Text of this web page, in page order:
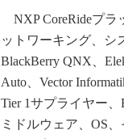
NXP CoreRideプラ
ットワーキング、シ
BlackBerry QNX、
Auto、Vector
Tier 1サプライヤー
ミドルウェア、OS